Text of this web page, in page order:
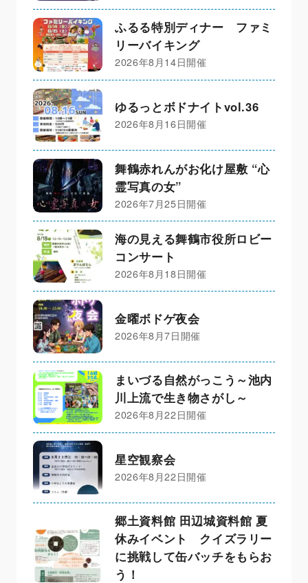
ふるる特別ディナー ファミ
リーバイキング
2026年8月14日開催
ゆるっとボドナイトvol.36
2026年8月16日開催
舞鶴赤れんがお化け屋敷 “心
霊写真の女”
2026年7月25日開催
海の見える舞鶴市役所ロビー
コンサート
2026年8月18日開催
金曜ボドゲ夜会
2026年8月7日開催
まいづる自然がっこう～池内
川上流で生き物さがし～
2026年8月22日開催
星空観察会
2026年8月22日開催
郷土資料館 田辺城資料館 夏
休みイベント クイズラリー
に挑戦して缶バッチをもらお
う！